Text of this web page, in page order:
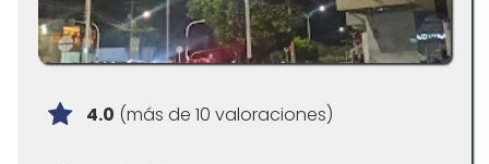
4.0 (más de 10 valoraciones)